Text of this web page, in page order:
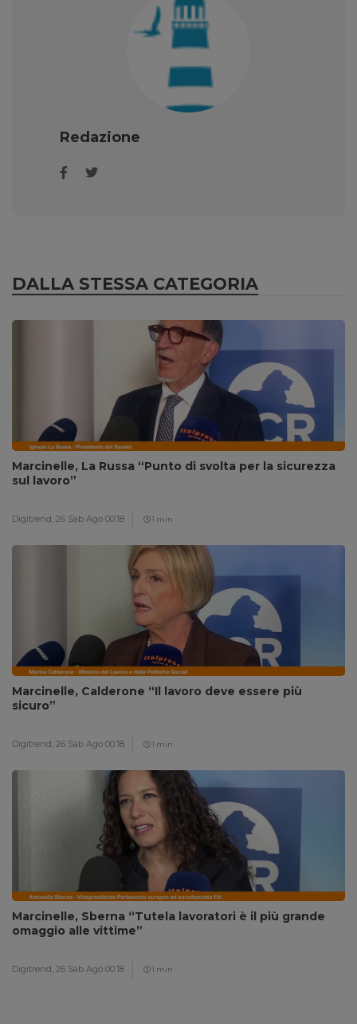
Redazione
DALLA STESSA CATEGORIA
Marcinelle, La Russa “Punto di svolta per la sicurezza
sul lavoro”
Digitrend, 26 Sab Ago 00:18 1 min
Marcinelle, Calderone “Il lavoro deve essere più
sicuro”
Digitrend, 26 Sab Ago 00:18 1 min
Marcinelle, Sberna “Tutela lavoratori è il più grande
omaggio alle vittime”
Digitrend, 26 Sab Ago 00:18 1 min